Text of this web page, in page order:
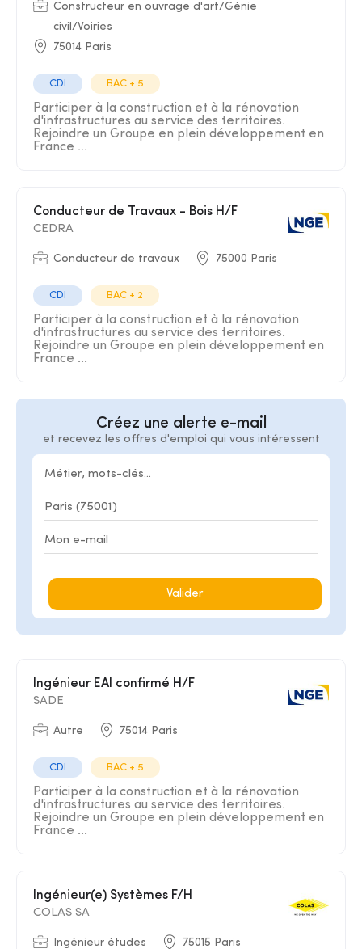
Constructeur en ouvrage d'art/Génie
civil/Voiries
75014 Paris
CDI BAC + 5
Participer à la construction et à la rénovation
d'infrastructures au service des territoires.
Rejoindre un Groupe en plein développement en
France ...
Conducteur de Travaux - Bois H/F
CEDRA
Conducteur de travaux 75000 Paris
CDI BAC + 2
Participer à la construction et à la rénovation
d'infrastructures au service des territoires.
Rejoindre un Groupe en plein développement en
France ...
Créez une alerte e-mail
et recevez les offres d'emploi qui vous intéressent
Valider
Ingénieur EAI confirmé H/F
SADE
Autre 75014 Paris
CDI BAC + 5
Participer à la construction et à la rénovation
d'infrastructures au service des territoires.
Rejoindre un Groupe en plein développement en
France ...
Ingénieur(e) Systèmes F/H
COLAS SA
Ingénieur études 75015 Paris